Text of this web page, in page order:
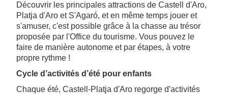
Découvrir les principales attractions de Castell d'Aro,
Platja d'Aro et S'Agaró, et en même temps jouer et
s'amuser, c'est possible grâce à la chasse au trésor
proposée par l'Office du tourisme. Vous pouvez le
faire de manière autonome et par étapes, à votre
propre rythme !
Cycle d’activités d’été pour enfants
Chaque été, Castell-Platja d'Aro regorge d'activités